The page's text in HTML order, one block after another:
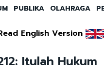
PUBLIKA OLAHRAGA
English Version
Itulah Hukum